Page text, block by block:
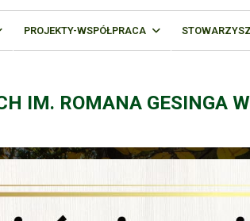
PROJEKTY-WSPÓŁPRACA
IM. ROMANA GESINGA